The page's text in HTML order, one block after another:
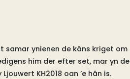
samar ynienen de kâns kriget om
him der efter set, mar yn de
KH2018 oan ’e hân is.